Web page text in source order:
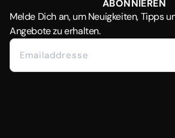
ABONNIEREN
Melde Dichan, um Neuigkeiten, Tipps
Angebote zu erhalten.